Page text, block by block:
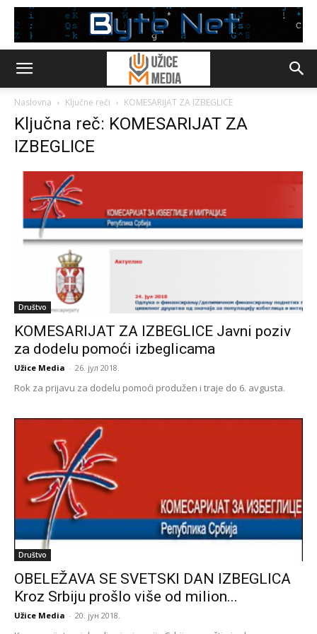
Naslovna Ključne reči KOMESARIJAT ZA IZBEGLICE
Ključna reč: KOMESARIJAT ZA
IZBEGLICE
Društvo
KOMESARIJAT ZA IZBEGLICE Javni poziv
za dodelu pomoći izbeglicama
Užice Media - 26. јул 2018.
Rok za prijavu za dodelu pomoći produžen i traje do 6. avgusta.
Društvo
OBELEŽAVA SE SVETSKI DAN IZBEGLICA
Kroz Srbiju prošlo više od milion...
Užice Media - 20. јун 2018.